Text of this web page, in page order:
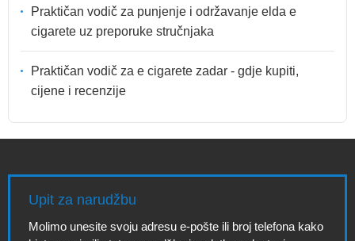
Praktičan vodič za punjenje i održavanje elda e
cigarete uz preporuke stručnjaka
Praktičan vodič za e cigarete zadar - gdje kupiti,
cijene i recenzije
Upit za narudžbu
Molimo unesite svoju adresu e-pošte ili broj telefona kako